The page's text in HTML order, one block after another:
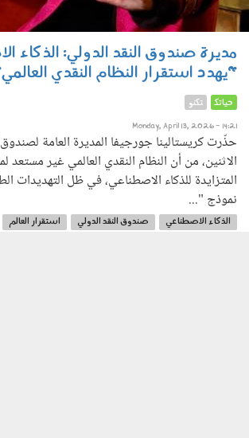
مديرة صندوق النقد الدولي: الذكاء
"يهدد استقرار النظام النقدي
حياتك تكنو
Monday, April 13, 2026 - 14:21
حذّرت كريستالينا جورجيفا المديرة العامة لصندوق
الاثنين، من أن النظام النقدي العالمي غير مستعد
المتزايدة للذكاء الاصطناعي، في ظل التهديدات
نموذج "...
الذكاء الاصطناعي صندوق النقد الدولي
استقرار العالم